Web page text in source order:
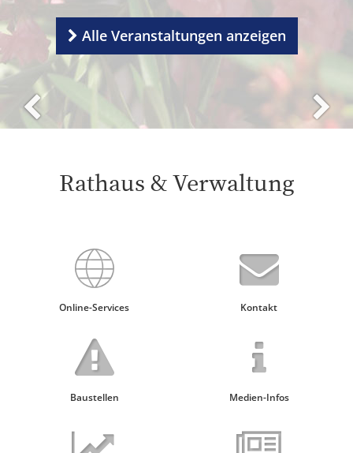
Alle Veranstaltungen anzeigen
Rathaus & Verwaltung
Online-Services Kontakt
Baustellen Medien-Infos